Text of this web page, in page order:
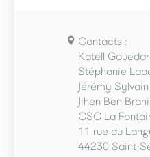
Contacts :
Katell
Stéphanie
Jérémy Sylvain
Jihen Ben
CSC La
11 rue du
44230 Saint-